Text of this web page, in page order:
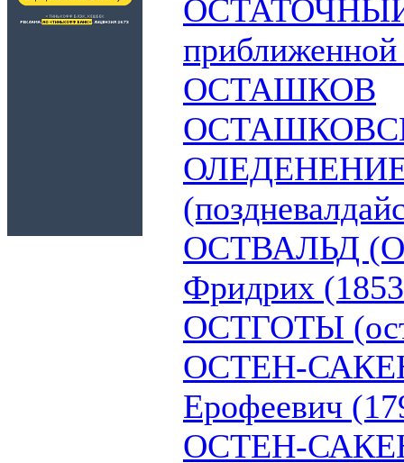
ОСТАШКОВ
ОСТВАЛЬД
Фридрих
ОСТГОТЫ
ОСТЕН-
Ерофеевич
ОСТЕН-